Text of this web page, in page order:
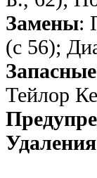
Замены:
(с 56);
Запасные
Тейлор
Удаления